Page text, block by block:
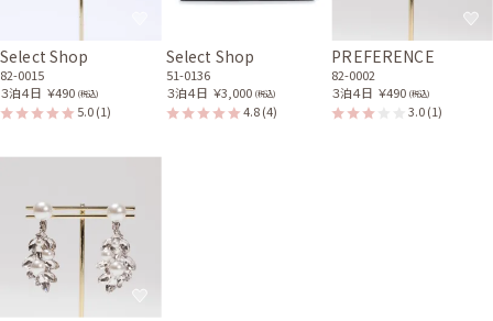
Select Shop
82-0015
３泊４日 ￥490 (税込)
5.0(1)
Select Shop
51-0136
３泊４日 ￥3,000 (税込)
4.8(4)
PREFERENCE
82-0002
３泊４日 ￥490 (税込)
3.0(1)